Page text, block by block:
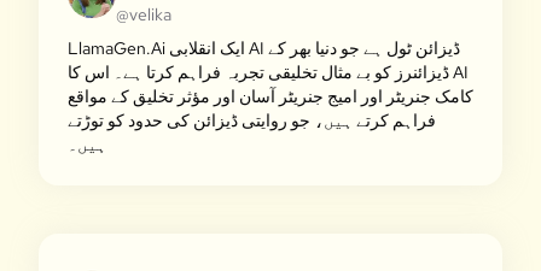
@velika
LlamaGen.Ai ایک انقلابی AI ڈیزائن ٹول ہے جو دنیا بھر کے
ڈیزائنرز کو بے مثال تخلیقی تجربہ فراہم کرتا ہے۔ اس کا AI
کامک جنریٹر اور امیج جنریٹر آسان اور مؤثر تخلیق کے مواقع
فراہم کرتے ہیں، جو روایتی ڈیزائن کی حدود کو توڑتے
ہیں۔